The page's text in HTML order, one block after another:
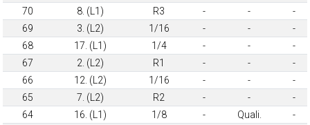
70
8. (L1) R3 - -
-
69
3. (L2) 1/16 - -
-
68
17. (L1) 1/4 - -
-
67
2. (L2) R1 - -
-
66
12. (L2) 1/16 - -
-
65
7. (L2) R2 - -
-
64
16. (L1) 1/8 - Quali.
-